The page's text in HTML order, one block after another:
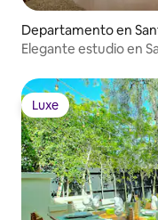
Departamento en
Elegante estudio en
Luxe
Luxe